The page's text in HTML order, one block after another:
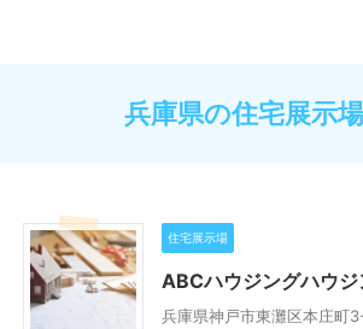
兵庫県の住宅展示
住宅展示場
ABCハウジングハウ
兵庫県神戸市東灘区本庄町